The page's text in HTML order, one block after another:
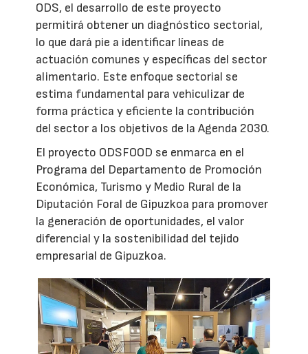
ODS, el desarrollo de este proyecto
permitirá obtener un diagnóstico sectorial,
lo que dará pie a identificar líneas de
actuación comunes y específicas del sector
alimentario. Este enfoque sectorial se
estima fundamental para vehiculizar de
forma práctica y eficiente la contribución
del sector a los objetivos de la Agenda 2030.
El proyecto ODSFOOD se enmarca en el
Programa del Departamento de Promoción
Económica, Turismo y Medio Rural de la
Diputación Foral de Gipuzkoa para promover
la generación de oportunidades, el valor
diferencial y la sostenibilidad del tejido
empresarial de Gipuzkoa.